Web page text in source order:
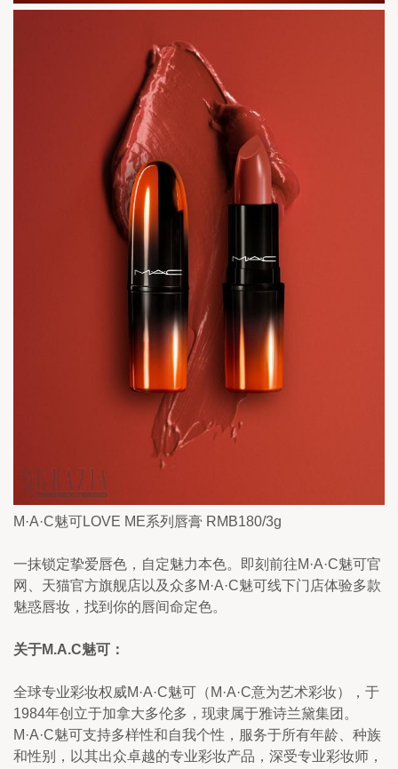
M·A·C魅可LOVE ME系列唇膏 RMB180/3g
一抹锁定挚爱唇色，自定魅力本色。即刻前往M·A·C魅可官
网、天猫官方旗舰店以及众多M·A·C魅可线下门店体验多款
魅惑唇妆，找到你的唇间命定色。
关于M.A.C魅可：
全球专业彩妆权威M·A·C魅可（M·A·C意为艺术彩妆），于
1984年创立于加拿大多伦多，现隶属于雅诗兰黛集团。
M·A·C魅可支持多样性和自我个性，服务于所有年龄、种族
和性别，以其出众卓越的专业彩妆产品，深受专业彩妆师，